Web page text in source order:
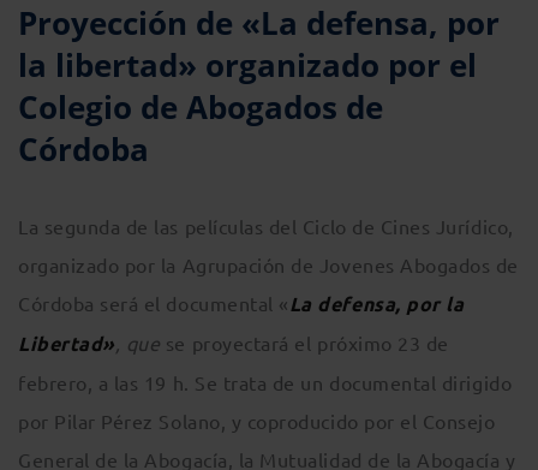
Proyección de «La defensa, por
la libertad» organizado por el
Colegio de Abogados de
Córdoba
La segunda de las películas del Ciclo de Cines Jurídico,
organizado por la Agrupación de Jovenes Abogados de
Córdoba será el documental « La defensa, por la
Libertad», que se proyectará el próximo 23 de
febrero, a las 19 h. Se trata de un documental dirigido
por Pilar Pérez Solano, y coproducido por el Consejo
General de la Abogacía, la Mutualidad de la Abogacía y